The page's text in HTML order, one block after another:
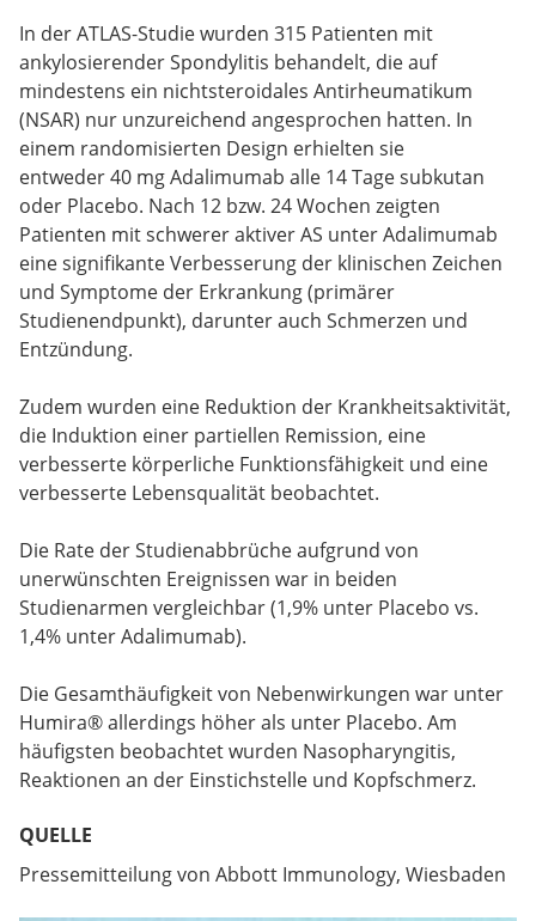
In der ATLAS-Studie wurden 315 Patienten mit
ankylosierender Spondylitis behandelt, die auf
mindestens ein nichtsteroidales Antirheumatikum
(NSAR) nur unzureichend angesprochen hatten. In
einem randomisierten Design erhielten sie
entweder 40 mg Adalimumab alle 14 Tage subkutan
oder Placebo. Nach 12 bzw. 24 Wochen zeigten
Patienten mit schwerer aktiver AS unter Adalimumab
eine signifikante Verbesserung der klinischen Zeichen
und Symptome der Erkrankung (primärer
Studienendpunkt), darunter auch Schmerzen und
Entzündung.
Zudem wurden eine Reduktion der Krankheitsaktivität,
die Induktion einer partiellen Remission, eine
verbesserte körperliche Funktionsfähigkeit und eine
verbesserte Lebensqualität beobachtet.
Die Rate der Studienabbrüche aufgrund von
unerwünschten Ereignissen war in beiden
Studienarmen vergleichbar (1,9% unter Placebo vs.
1,4% unter Adalimumab).
Die Gesamthäufigkeit von Nebenwirkungen war unter
Humira® allerdings höher als unter Placebo. Am
häufigsten beobachtet wurden Nasopharyngitis,
Reaktionen an der Einstichstelle und Kopfschmerz.
QUELLE
Pressemitteilung von Abbott Immunology, Wiesbaden